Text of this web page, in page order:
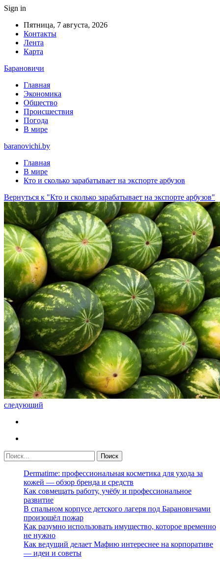
Sign in
Пятница, 7 августа, 2026
Контакты
Лента
Карта
Барановичи
Главная
Экономика
Общество
Происшествия
Погода
В мире
baranovichi.by
Главная
В мире
Кто и сколько зарабатывает на экспорте арбузов
Вернуться к "Кто и сколько зарабатывает на экспорте арбузов"
следующий
Dermatime: профессиональная косметика для ухода за
кожей — обзор бренда и средств
Как совмещать работу, учёбу и профессиональное
развитие
В спальном корпусе детского лагеря под Барановичами
произошёл пожар
Как разумно использовать имущество, которое временно
не нужно
Как ведущий делает Мафию интереснее на корпоративе
— идеи и советы